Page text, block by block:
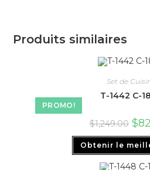
Produits similaires
PROMO!
Set de
T-1442 C-
$1,249.00 $
Obtenir le